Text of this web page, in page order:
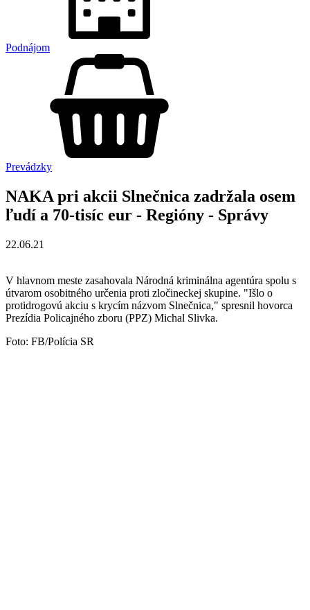
Podnájom
Prevádzky
NAKA pri akcii Slnečnica zadržala osem
ľudí a 70-tisíc eur - Regióny - Správy
22.06.21
V hlavnom meste zasahovala Národná kriminálna agentúra spolu s
útvarom osobitného určenia proti zločineckej skupine. "Išlo o
protidrogovú akciu s krycím názvom Slnečnica," spresnil hovorca
Prezídia Policajného zboru (PPZ) Michal Slivka.
Foto: FB/Polícia SR